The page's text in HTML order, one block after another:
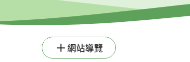
網站導覽